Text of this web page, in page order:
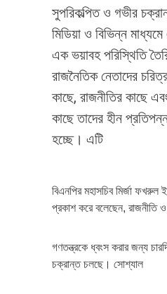
সুপরিকল্পিত ও গভীর
মিডিয়া ও বিভিন্ন
এক ভয়াবহ পরিস্থিতি
রাজনৈতিক নেতাদের
কাছে, রাজনীতির কাছে
কাছে তাদের হীন
হচ্ছে। এটি
বিএনপির মহাসচিব মির্জা
প্রকাশ করে বলেছেন, রাজনীতি ও
গণতন্ত্রকে ধ্বংস করার জন্য
চক্রান্ত চলছে। সোশ্যাল